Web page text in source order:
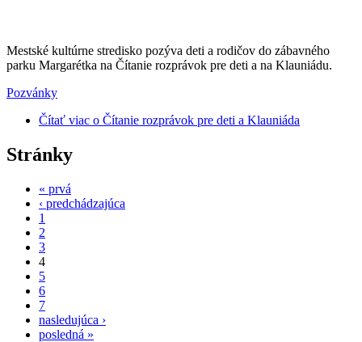
Mestské kultúrne stredisko pozýva deti a rodičov do zábavného
parku Margarétka na Čítanie rozprávok pre deti a na Klauniádu.
Pozvánky
Čítať viac o Čítanie rozprávok pre deti a Klauniáda
Stránky
« prvá
‹ predchádzajúca
1
2
3
4
5
6
7
nasledujúca ›
posledná »